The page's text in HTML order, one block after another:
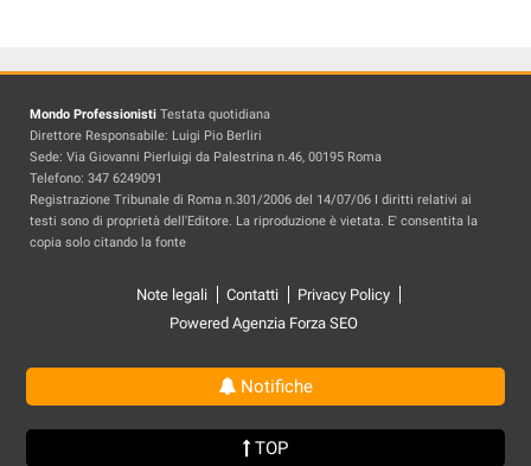
Mondo Professionisti Testata quotidiana
Direttore Responsabile: Luigi Pio Berliri
Sede: Via Giovanni Pierluigi da Palestrina n.46, 00195 Roma
Telefono: 347 6249091
Registrazione Tribunale di Roma n.301/2006 del 14/07/06 I diritti relativi ai
testi sono di proprietà dell'Editore. La riproduzione è vietata. E' consentita la
copia solo citando la fonte
Note legali Contatti
Privacy Policy
Powered Agenzia Forza SEO
Notifiche
TOP